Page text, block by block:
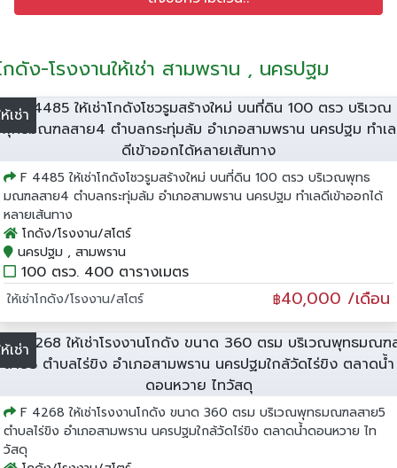
กดัง-โรงงานให้เช่า สามพราน , นครปฐม
เช่า
F 4485 ให้เช่าโกดังโชวรูมสร้างใหม่ บนที่ดิน 100 ตรว บริเวณพุทธ
มณฑลสาย4 ตำบลกระทุ่มล้ม อำเภอสามพราน นครปฐม ทำเลดีเข้าออกได้
หลายเส้นทาง
โกดัง/โรงงาน/สโตร์
นครปฐม , สามพราน
100 ตรว. 400 ตารางเมตร
ให้เช่าโกดัง/โรงงาน/สโตร์ ฿40,000 /เดือน
เช่า
F 4268 ให้เช่าโรงงานโกดัง ขนาด 360 ตรม บริเวณพุทธมณฑลสาย5
ตำบลไร่ขิง อำเภอสามพราน นครปฐมใกล้วัดไร่ขิง ตลาดน้ำดอนหวาย ไท
วัสดุ